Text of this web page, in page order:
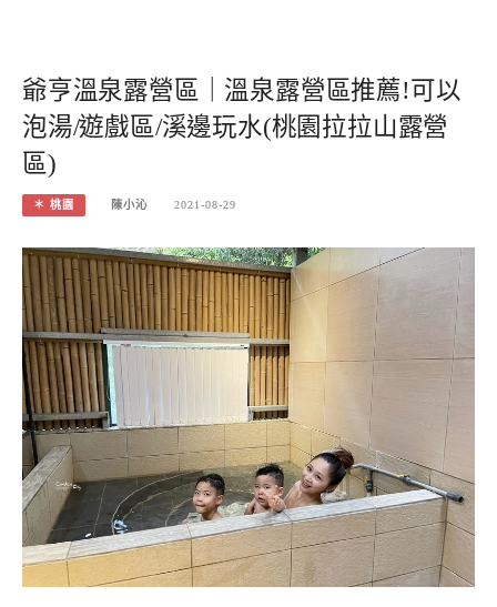
爺亨溫泉露營區｜溫泉露營區推薦!可以
泡湯/遊戲區/溪邊玩水(桃園拉拉山露營
區)
＊ 桃園 陳小沁 2021-08-29